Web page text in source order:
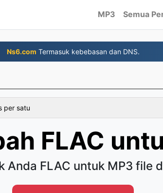
MP3 Semua
Ns6.com Termasuk kebebasan dan DNS.
per satu
FLAC
Anda FLAC untuk MP3 file